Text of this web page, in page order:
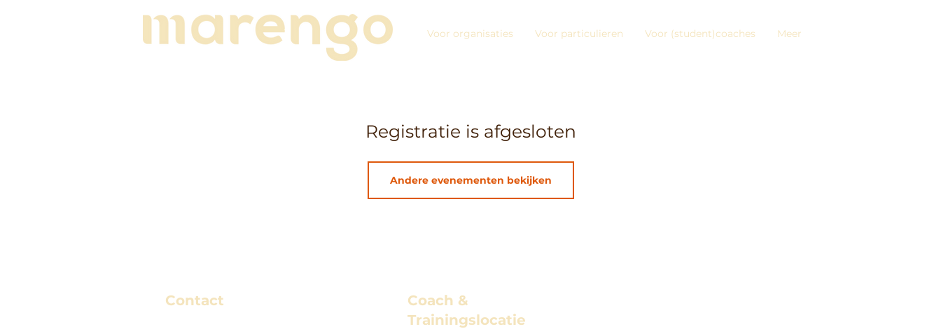
Voor organisaties Voor particulieren Voor (student)coaches Meer
Registratie is afgesloten
Andere evenementen bekijken
Contact
Coach &
Trainingslocatie